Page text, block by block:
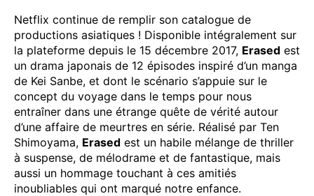
Netflix continue de remplir son catalogue de
productions asiatiques ! Disponible intégralement sur
la plateforme depuis le 15 décembre 2017, Erased est
un drama japonais de 12 épisodes inspiré d’un manga
de Kei Sanbe, et dont le scénario s’appuie sur le
concept du voyage dans le temps pour nous
entraîner dans une étrange quête de vérité autour
d’une affaire de meurtres en série. Réalisé par Ten
Shimoyama, Erased est un habile mélange de thriller
à suspense, de mélodrame et de fantastique, mais
aussi un hommage touchant à ces amitiés
inoubliables qui ont marqué notre enfance.